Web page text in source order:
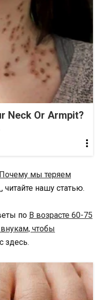
Neck Or Armpit?
Почему мы теряем
, читайте нашу статью.
по В возрасте 60-75
чтобы
здесь.